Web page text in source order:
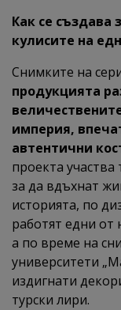
Как се създава
кулисите на
Снимките на
продукцията
империя,
автентични
проекта
за да вдъхнат
историята, по
работят едни
а по време на
университети
издигнати
турски лири.